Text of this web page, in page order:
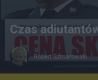
Czas
Robert Szmarowski